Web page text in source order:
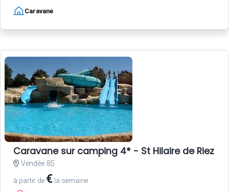
Caravane
Caravane sur camping 4* - St Hilaire de Riez -
Vendée 85
à partir de € la semaine